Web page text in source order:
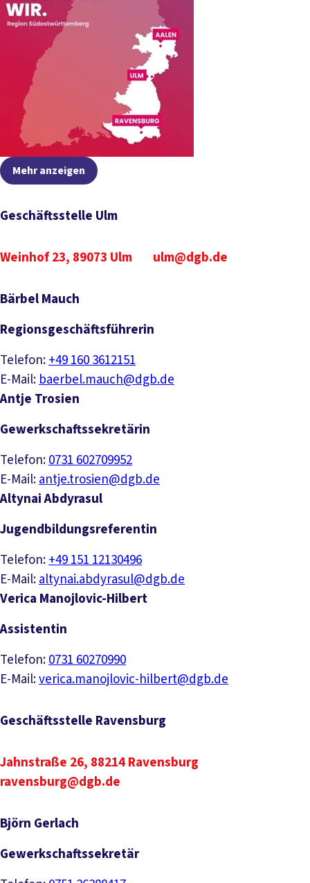
Mehr anzeigen
Geschäftsstelle Ulm
Weinhof 23, 89073 Ulm ulm@dgb.de
Bärbel Mauch
Regionsgeschäftsführerin
Telefon:+49 160 3612151
E-Mail:baerbel.mauch@dgb.de
Antje Trosien
Gewerkschaftssekretärin
Telefon:0731 602709952
E-Mail:antje.trosien@dgb.de
Altynai Abdyrasul
Jugendbildungsreferentin
Telefon:+49 151 12130496
E-Mail:altynai.abdyrasul@dgb.de
Verica Manojlovic-Hilbert
Assistentin
Telefon:0731 60270990
E-Mail:verica.manojlovic-hilbert@dgb.de
Geschäftsstelle Ravensburg
Jahnstraße 26, 88214 Ravensburg
ravensburg@dgb.de
Björn Gerlach
Gewerkschaftssekretär